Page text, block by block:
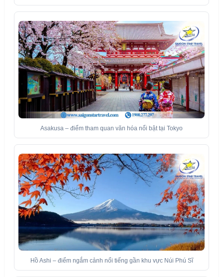
Asakusa – điểm tham quan văn hóa nổi bật tại Tokyo
Hồ Ashi – điểm ngắm cảnh nổi tiếng gần khu vực Núi Phú Sĩ